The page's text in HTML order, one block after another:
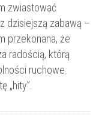
zwiastować
dzisiejszą zabawą –
przekonana, że
radością, którą
ruchowe.
„hity”.